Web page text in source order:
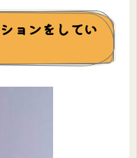
ョンをしてい